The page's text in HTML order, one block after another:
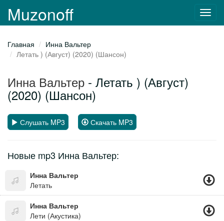
Muzonoff
Главная
Инна Вальтер
Летать ) (Август) (2020) (Шансон)
Инна Вальтер - Летать ) (Август)
(2020) (Шансон)
Слушать MP3 Скачать MP3
Новые mp3 Инна Вальтер:
Инна Вальтер
Летать
Инна Вальтер
Лети (Акустика)